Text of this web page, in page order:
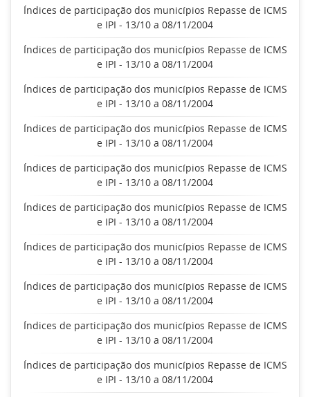
Índices de participação dos municípios Repasse de ICMS
e IPI - 13/10 a 08/11/2004
Índices de participação dos municípios Repasse de ICMS
e IPI - 13/10 a 08/11/2004
Índices de participação dos municípios Repasse de ICMS
e IPI - 13/10 a 08/11/2004
Índices de participação dos municípios Repasse de ICMS
e IPI - 13/10 a 08/11/2004
Índices de participação dos municípios Repasse de ICMS
e IPI - 13/10 a 08/11/2004
Índices de participação dos municípios Repasse de ICMS
e IPI - 13/10 a 08/11/2004
Índices de participação dos municípios Repasse de ICMS
e IPI - 13/10 a 08/11/2004
Índices de participação dos municípios Repasse de ICMS
e IPI - 13/10 a 08/11/2004
Índices de participação dos municípios Repasse de ICMS
e IPI - 13/10 a 08/11/2004
Índices de participação dos municípios Repasse de ICMS
e IPI - 13/10 a 08/11/2004